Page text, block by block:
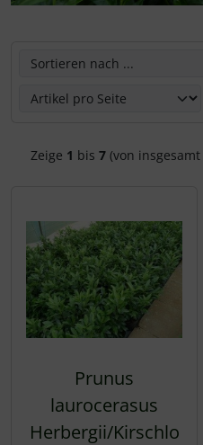
Zeige 1 bis 7(von insgesamt
Prunus
laurocerasus
Herbergii/Kirschlo